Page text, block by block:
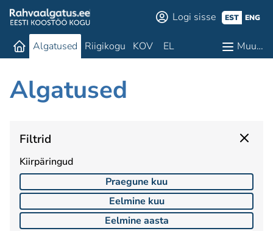
Logi sisse EST ENG
Algatused Riigikogu KOV EL Muu…
Algatused
Filtrid
Kiirpäringud
Praegune kuu
Eelmine kuu
Eelmine aasta